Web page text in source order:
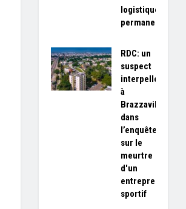
logistique
permanent»
RDC: un
suspect
interpellé
à
Brazzaville
dans
l’enquête
sur le
meurtre
d'un
entrepreneur
sportif